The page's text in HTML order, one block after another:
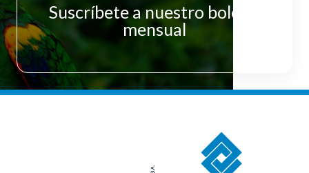
Suscríbete a nuestro boletín
mensual